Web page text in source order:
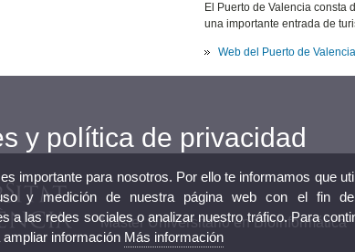
El Puerto de Valencia consta
una importante entrada de
Web del Puerto de Valencia
Máster Universitario en Bioinformática
y política de privacidad
importante para nosotros. Por ello te informamos que
y medición de nuestra página web con el fin de
a las redes sociales o analizar nuestro tráfico. Para
información Más información